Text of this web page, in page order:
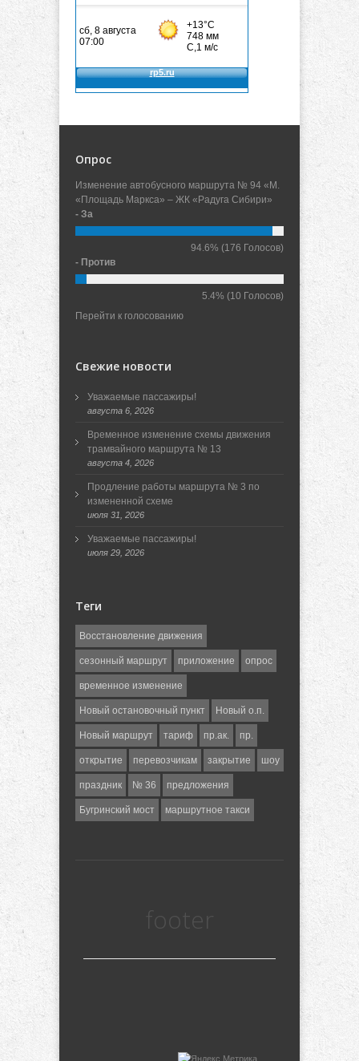
Опрос
Изменение автобусного маршрута № 94 «М.
«Площадь Маркса» – ЖК «Радуга Сибири»
- За
94.6% (176 Голосов)
- Против
5.4% (10 Голосов)
Перейти к голосованию
Свежие новости
Уважаемые пассажиры!
августа 6, 2026
Временное изменение схемы движения
трамвайного маршрута № 13
августа 4, 2026
Продление работы маршрута № 3 по
измененной схеме
июля 31, 2026
Уважаемые пассажиры!
июля 29, 2026
Теги
Восстановление движения
сезонный маршрут приложение опрос
временное изменение
Новый остановочный пункт Новый о.п.
Новый маршрут тариф пр.ак. пр.
открытие перевозчикам закрытие шоу
праздник № 36 предложения
Бугринский мост маршрутное такси
footer